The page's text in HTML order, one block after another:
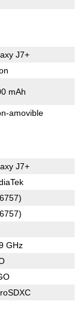
J7+
mAh
amovible
J7+
GHz